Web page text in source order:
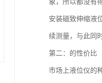
象，所以都没有
安装磁致伸缩液
续测量，与此同
第二：的性价比
市场上液位仪的